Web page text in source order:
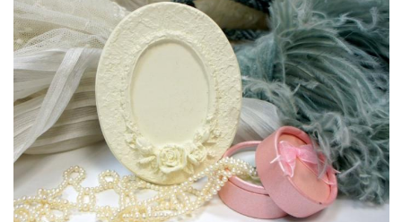
Смотреть проект